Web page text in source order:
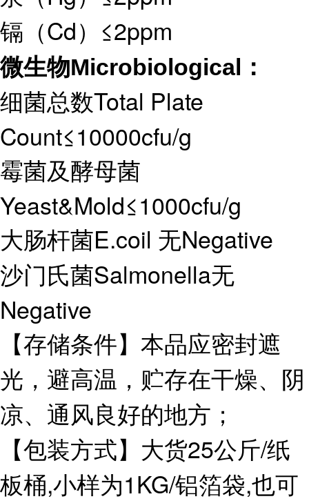
镉（Cd）≤2ppm
微生物Microbiological：
细菌总数Total Plate
Count≤10000cfu/g
霉菌及酵母菌
Yeast&Mold≤1000cfu/g
大肠杆菌E.coil 无Negative
沙门氏菌Salmonella无
Negative
【存储条件】本品应密封遮
光，避高温，贮存在干燥、阴
凉、通风良好的地方；
【包装方式】大货25公斤/纸
板桶,小样为1KG/铝箔袋,也可